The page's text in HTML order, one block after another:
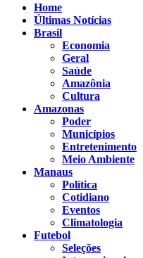
Home
Últimas Notícias
Brasil
Economia
Geral
Saúde
Amazônia
Cultura
Amazonas
Poder
Municípios
Entretenimento
Meio Ambiente
Manaus
Política
Cotidiano
Eventos
Climatologia
Futebol
Seleções